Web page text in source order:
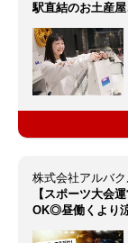
駅直結のお土産
株式会社アルバ
【スポーツ大会
OK◎昼働くより